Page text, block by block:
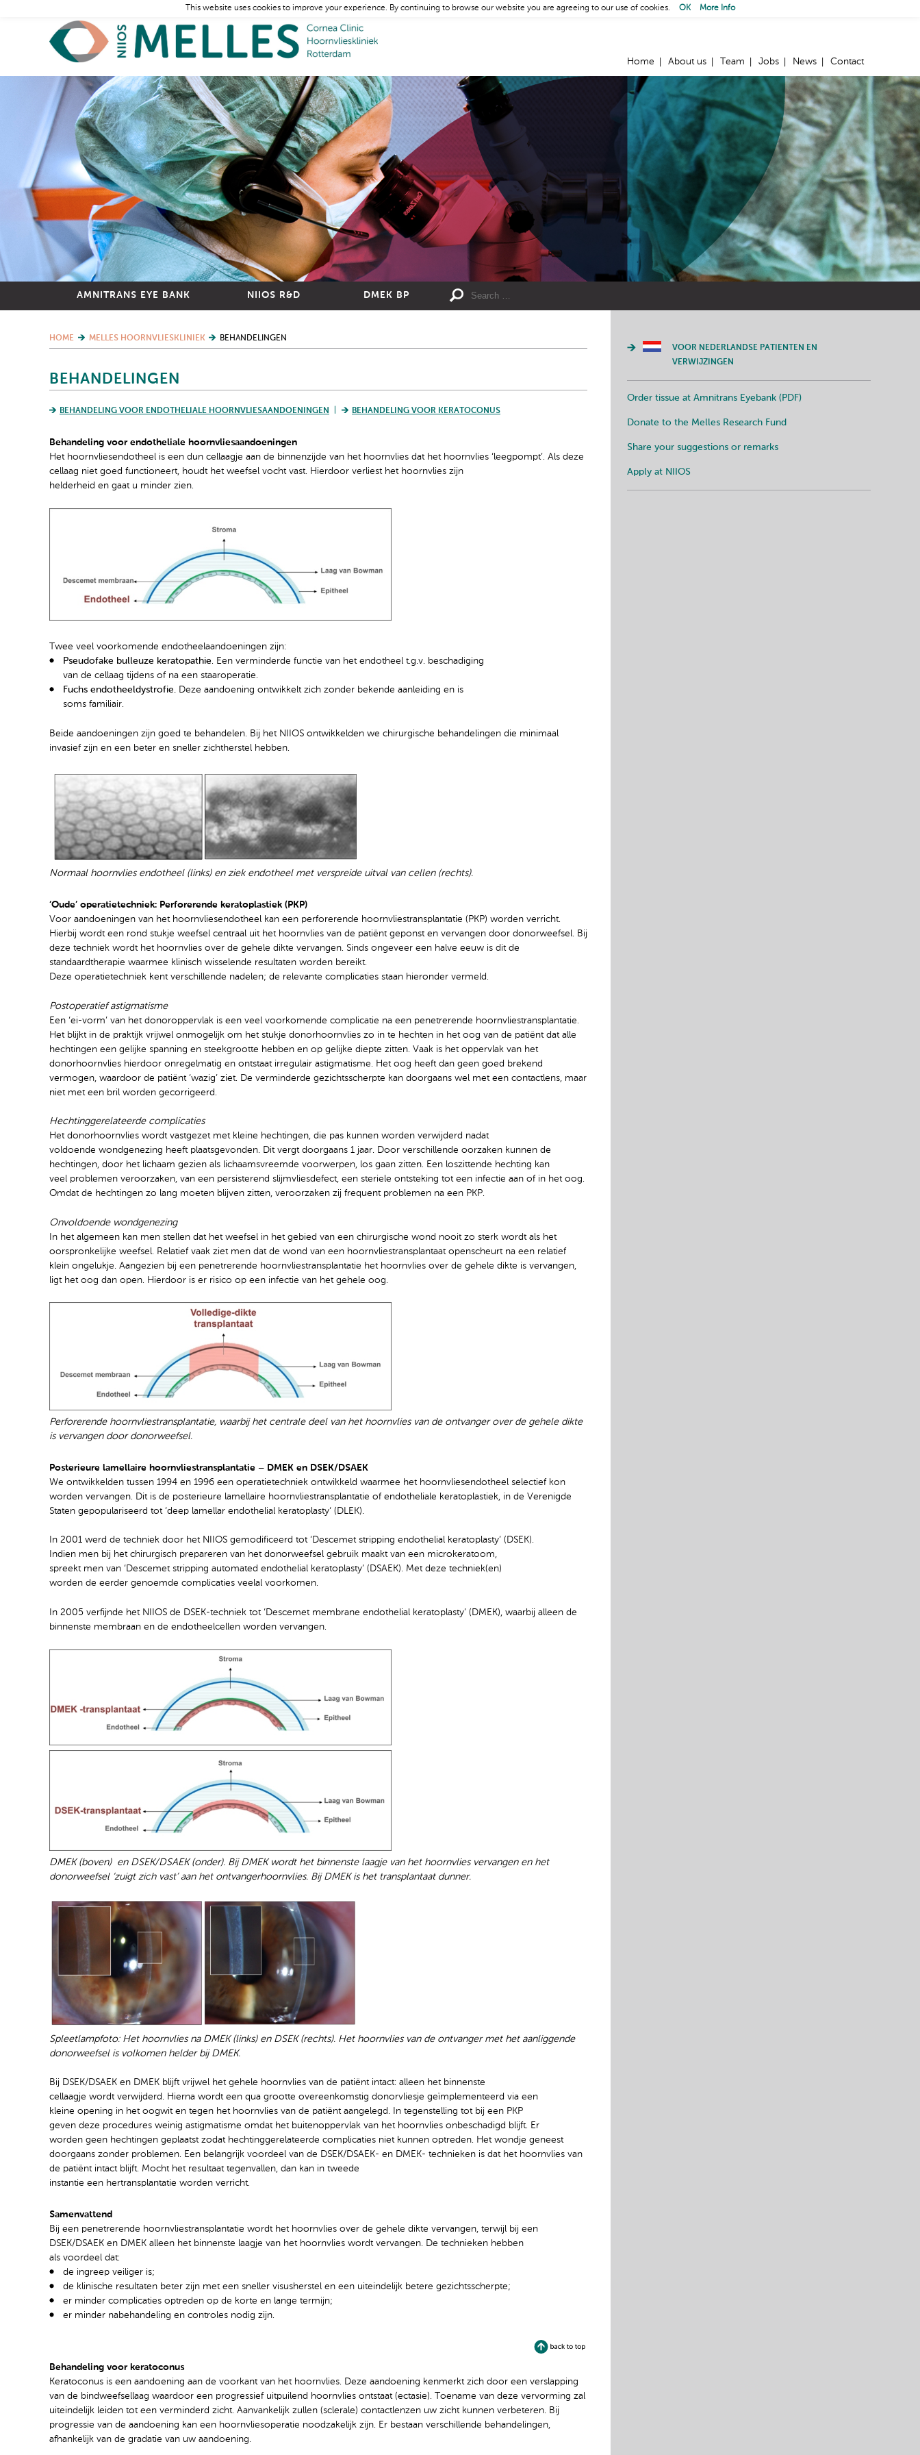
Home About us Team Jobs News Contact
AMNITRANS EYE BANK NIIOS R&D DMEK BP
HOME MELLES HOORNVLIESKLINIEK BEHANDELINGEN
BEHANDELINGEN
BEHANDELING VOOR ENDOTHELIALE HOORNVLIESAANDOENINGEN BEHANDELING VOOR KERATOCONUS
Behandeling voor endotheliale hoornvliesaandoeningen
Het hoornvliesendotheel is een dun cellaagje aan de binnenzijde van het hoornvlies dat het hoornvlies ‘leegpompt’. Als deze
cellaag niet goed functioneert, houdt het weefsel vocht vast. Hierdoor verliest het hoornvlies zijn
helderheid en gaat u minder zien.
Twee veel voorkomende endotheelaandoeningen zijn:
Pseudofake bulleuze keratopathie. Een verminderde functie van het endotheel t.g.v. beschadiging
van de cellaag tijdens of na een staaroperatie.
Fuchs endotheeldystrofie. Deze aandoening ontwikkelt zich zonder bekende aanleiding en is
soms familiair.
Beide aandoeningen zijn goed te behandelen. Bij het NIIOS ontwikkelden we chirurgische behandelingen die minimaal
invasief zijn en een beter en sneller zichtherstel hebben.
Normaal hoornvlies endotheel (links) en ziek endotheel met verspreide uitval van cellen (rechts).
‘Oude’ operatietechniek: Perforerende keratoplastiek (PKP)
Voor aandoeningen van het hoornvliesendotheel kan een perforerende hoornvliestransplantatie (PKP) worden verricht.
Hierbij wordt een rond stukje weefsel centraal uit het hoornvlies van de patiënt geponst en vervangen door donorweefsel. Bij
deze techniek wordt het hoornvlies over de gehele dikte vervangen. Sinds ongeveer een halve eeuw is dit de
standaardtherapie waarmee klinisch wisselende resultaten worden bereikt.
Deze operatietechniek kent verschillende nadelen; de relevante complicaties staan hieronder vermeld.
Postoperatief astigmatisme
Een ‘ei-vorm’ van het donoroppervlak is een veel voorkomende complicatie na een penetrerende hoornvliestransplantatie.
Het blijkt in de praktijk vrijwel onmogelijk om het stukje donorhoornvlies zo in te hechten in het oog van de patiënt dat alle
hechtingen een gelijke spanning en steekgrootte hebben en op gelijke diepte zitten. Vaak is het oppervlak van het
donorhoornvlies hierdoor onregelmatig en ontstaat irregulair astigmatisme. Het oog heeft dan geen goed brekend
vermogen, waardoor de patiënt ‘wazig’ ziet. De verminderde gezichtsscherpte kan doorgaans wel met een contactlens, maar
niet met een bril worden gecorrigeerd.
Hechtinggerelateerde complicaties
Het donorhoornvlies wordt vastgezet met kleine hechtingen, die pas kunnen worden verwijderd nadat
voldoende wondgenezing heeft plaatsgevonden. Dit vergt doorgaans 1 jaar. Door verschillende oorzaken kunnen de
hechtingen, door het lichaam gezien als lichaamsvreemde voorwerpen, los gaan zitten. Een loszittende hechting kan
veel problemen veroorzaken, van een persisterend slijmvliesdefect, een steriele ontsteking tot een infectie aan of in het oog.
Omdat de hechtingen zo lang moeten blijven zitten, veroorzaken zij frequent problemen na een PKP.
Onvoldoende wondgenezing
In het algemeen kan men stellen dat het weefsel in het gebied van een chirurgische wond nooit zo sterk wordt als het
oorspronkelijke weefsel. Relatief vaak ziet men dat de wond van een hoornvliestransplantaat openscheurt na een relatief
klein ongelukje. Aangezien bij een penetrerende hoornvliestransplantatie het hoornvlies over de gehele dikte is vervangen,
ligt het oog dan open. Hierdoor is er risico op een infectie van het gehele oog.
Perforerende hoornvliestransplantatie, waarbij het centrale deel van het hoornvlies van de ontvanger over de gehele dikte
is vervangen door donorweefsel.
Posterieure lamellaire hoornvliestransplantatie – DMEK en DSEK/DSAEK
We ontwikkelden tussen 1994 en 1996 een operatietechniek ontwikkeld waarmee het hoornvliesendotheel selectief kon
worden vervangen. Dit is de posterieure lamellaire hoornvliestransplantatie of endotheliale keratoplastiek, in de Verenigde
Staten gepopulariseerd tot ‘deep lamellar endothelial keratoplasty‘ (DLEK).
In 2001 werd de techniek door het NIIOS gemodificeerd tot ‘Descemet stripping endothelial keratoplasty’ (DSEK).
Indien men bij het chirurgisch prepareren van het donorweefsel gebruik maakt van een microkeratoom,
spreekt men van ‘Descemet stripping automated endothelial keratoplasty’ (DSAEK). Met deze techniek(en)
worden de eerder genoemde complicaties veelal voorkomen.
In 2005 verfijnde het NIIOS de DSEK-techniek tot ‘Descemet membrane endothelial keratoplasty’ (DMEK), waarbij alleen de
binnenste membraan en de endotheelcellen worden vervangen.
DMEK (boven) en DSEK/DSAEK (onder). Bij DMEK wordt het binnenste laagje van het hoornvlies vervangen en het
donorweefsel ‘zuigt zich vast’ aan het ontvangerhoornvlies. Bij DMEK is het transplantaat dunner.
Spleetlampfoto: Het hoornvlies na DMEK (links) en DSEK (rechts). Het hoornvlies van de ontvanger met het aanliggende
donorweefsel is volkomen helder bij DMEK.
Bij DSEK/DSAEK en DMEK blijft vrijwel het gehele hoornvlies van de patiënt intact: alleen het binnenste
cellaagje wordt verwijderd. Hierna wordt een qua grootte overeenkomstig donorvliesje geïmplementeerd via een
kleine opening in het oogwit en tegen het hoornvlies van de patiënt aangelegd. In tegenstelling tot bij een PKP
geven deze procedures weinig astigmatisme omdat het buitenoppervlak van het hoornvlies onbeschadigd blijft. Er
worden geen hechtingen geplaatst zodat hechtinggerelateerde complicaties niet kunnen optreden. Het wondje geneest
doorgaans zonder problemen. Een belangrijk voordeel van de DSEK/DSAEK- en DMEK- technieken is dat het hoornvlies van
de patiënt intact blijft. Mocht het resultaat tegenvallen, dan kan in tweede
instantie een hertransplantatie worden verricht.
Samenvattend
Bij een penetrerende hoornvliestransplantatie wordt het hoornvlies over de gehele dikte vervangen, terwijl bij een
DSEK/DSAEK en DMEK alleen het binnenste laagje van het hoornvlies wordt vervangen. De technieken hebben
als voordeel dat:
de ingreep veiliger is;
de klinische resultaten beter zijn met een sneller visusherstel en een uiteindelijk betere gezichtsscherpte;
er minder complicaties optreden op de korte en lange termijn;
er minder nabehandeling en controles nodig zijn.
Behandeling voor keratoconus
Keratoconus is een aandoening aan de voorkant van het hoornvlies. Deze aandoening kenmerkt zich door een verslapping
van de bindweefsellaag waardoor een progressief uitpuilend hoornvlies ontstaat (ectasie). Toename van deze vervorming zal
uiteindelijk leiden tot een verminderd zicht. Aanvankelijk zullen (sclerale) contactlenzen uw zicht kunnen verbeteren. Bij
progressie van de aandoening kan een hoornvliesoperatie noodzakelijk zijn. Er bestaan verschillende behandelingen,
afhankelijk van de gradatie van uw aandoening.
VOOR NEDERLANDSE PATIENTEN EN
VERWIJZINGEN
Order tissue at Amnitrans Eyebank (PDF)
Donate to the Melles Research Fund
Share your suggestions or remarks
Apply at NIIOS
This website uses cookies to improve your experience. By continuing to browse our website you are agreeing to our use of cookies. OK More Info